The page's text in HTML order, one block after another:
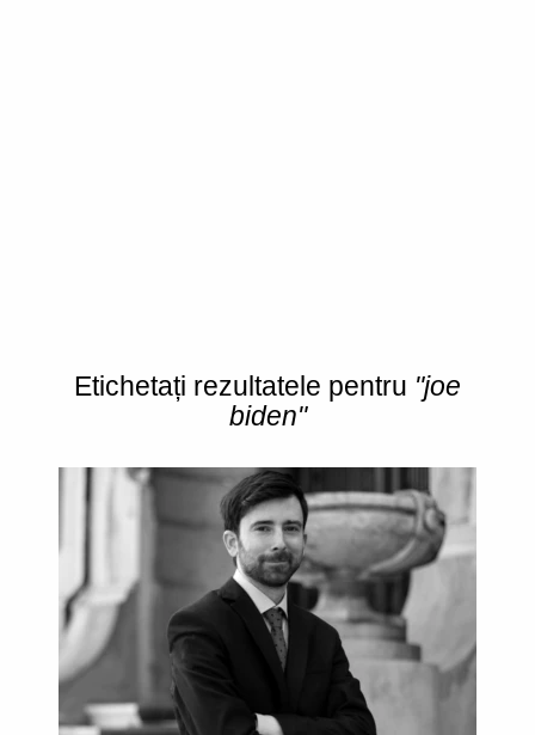
Etichetați rezultatele pentru "joe
biden"